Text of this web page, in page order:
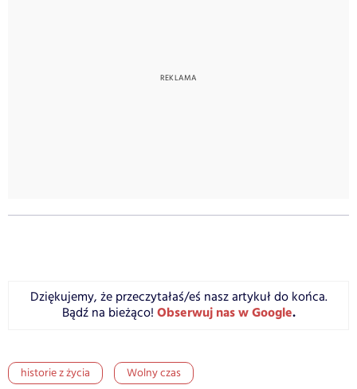
Dziękujemy, że przeczytałaś/eś nasz artykuł do końca.
Bądź na bieżąco! Obserwuj nas w Google.
historie z życia Wolny czas